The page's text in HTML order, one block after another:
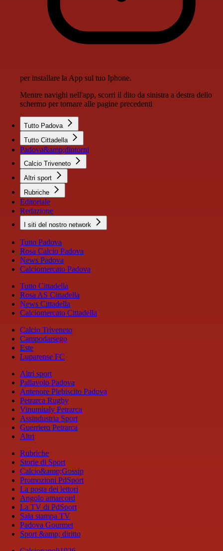
per installare la App sul tuo Iphone.
Mentre navighi nell'app, scorri il dito da sinistra a destra dello
schermo per tornare alle pagine precedenti
Tutto Padova
Tutto Cittadella
Padova&amp;dintorni
Calcio Triveneto
Altri sport
Rubriche
Editoriale
Redazione
I siti del nostro network
Tutto Padova
Rosa Calcio Padova
News Padova
Calciomercato Padova
Tutto Cittadella
Rosa AS Cittadella
News Cittadella
Calciomercato Cittadella
Calcio Triveneto
Campodarsego
Este
Luparense FC
Altri sport
Pallavolo Padova
Antenore Plebiscito Padova
Petrarca Rugby
Vinumitaly Petrarca
Assindustria Sport
Guerriero Petrarca
Altri
Rubriche
Storie di Sport
Calcio&amp;Gossip
Promozioni PdSport
La posta dei lettori
Angolo amarcord
La TV di PdSport
Sala stampa TV
Padova Gourmet
Sport &amp; diritto